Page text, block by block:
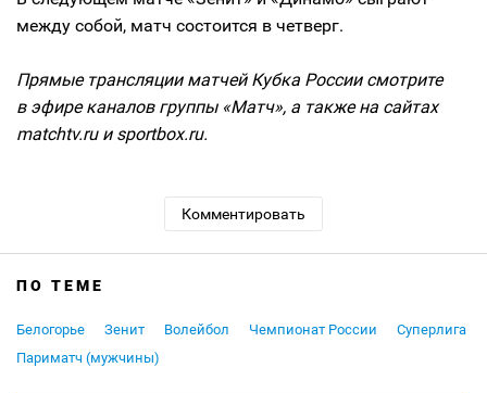
между собой, матч состоится в четверг.
Прямые трансляции матчей Кубка России смотрите
в эфире каналов группы «Матч», а также на сайтах
matchtv.ru и sportbox.ru.
Комментировать
ПО ТЕМЕ
Белогорье Зенит Волейбол Чемпионат России
Суперлига
Париматч (мужчины)